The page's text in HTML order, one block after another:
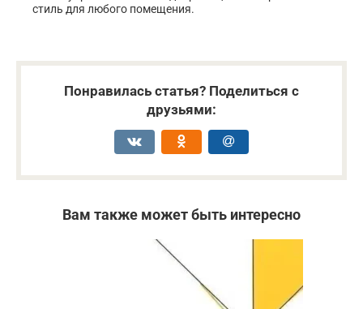
стиль для любого помещения.
Понравилась статья? Поделиться с
друзьями:
Вам также может быть интересно